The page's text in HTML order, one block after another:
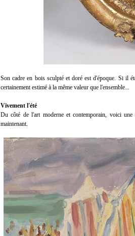
Son cadre en bois sculpté et doré est d'époque. Si il
certainement estimé à la même valeur que l'ensemble...
Vivement l'été
Du côté de l'art moderne et contemporain, voici
maintenant.